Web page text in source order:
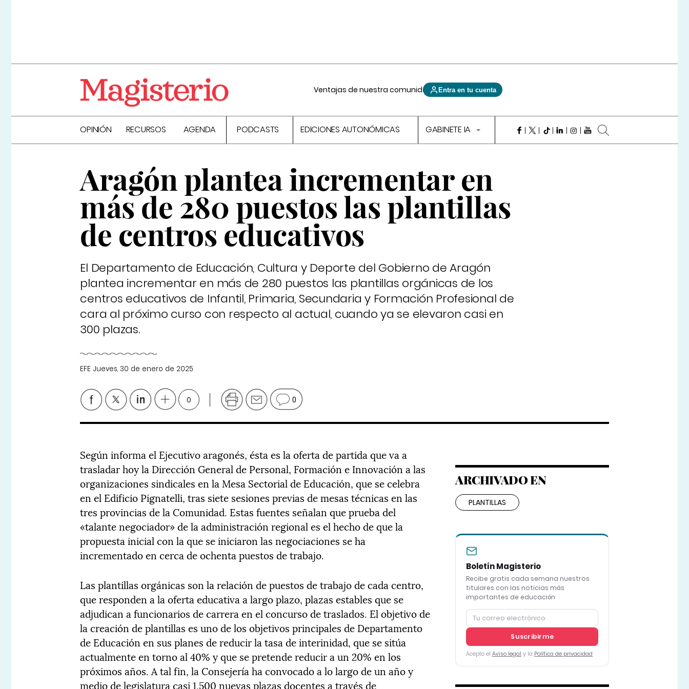
Ventajas de nuestra comunidad Entra en tu cuenta
OPINIÓN RECURSOS AGENDA PODCASTS EDICIONES AUTONÓMICAS GABINETE IA
Aragón plantea incrementar en
más de 280 puestos las plantillas
de centros educativos
El Departamento de Educación, Cultura y Deporte del Gobierno de Aragón
plantea incrementar en más de 280 puestos las plantillas orgánicas de los
centros educativos de Infantil, Primaria, Secundaria y Formación Profesional de
cara al próximo curso con respecto al actual, cuando ya se elevaron casi en
300 plazas.
EFE Jueves, 30 de enero de 2025
0 0
Según informa el Ejecutivo aragonés, ésta es la oferta de partida que va a
trasladar hoy la Dirección General de Personal, Formación e Innovación a las
organizaciones sindicales en la Mesa Sectorial de Educación, que se celebra
en el Edificio Pignatelli, tras siete sesiones previas de mesas técnicas en las
tres provincias de la Comunidad. Estas fuentes señalan que prueba del
«talante negociador» de la administración regional es el hecho de que la
propuesta inicial con la que se iniciaron las negociaciones se ha
incrementado en cerca de ochenta puestos de trabajo.
Las plantillas orgánicas son la relación de puestos de trabajo de cada centro,
que responden a la oferta educativa a largo plazo, plazas estables que se
adjudican a funcionarios de carrera en el concurso de traslados. El objetivo de
la creación de plantillas es uno de los objetivos principales de Departamento
de Educación en sus planes de reducir la tasa de interinidad, que se sitúa
actualmente en torno al 40% y que se pretende reducir a un 20% en los
próximos años. A tal fin, la Consejería ha convocado a lo largo de un año y
medio de legislatura casi 1.500 nuevas plazas docentes a través de
ARCHIVADO EN
PLANTILLAS
Boletín Magisterio
Recibe gratis cada semana nuestros
titulares con las noticias más
importantes de educación
Suscribirme
Acepto el Aviso legal y la Política de privacidad